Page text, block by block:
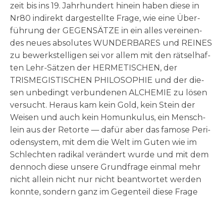
zeit bis ins 19. Jahr­hun­dert hin­ein haben die­se in
Nr80 indi­rekt dar­ge­stell­te Fra­ge, wie eine Über­
füh­rung der GEGENSÄTZE in ein alles ver­ei­nen­
des neu­es abso­lu­tes WUNDERBARES und REINES
zu bewerk­stel­li­gen sei vor allem mit den rät­sel­haf­
ten Lehr-Sät­zen der HERMETISCHEN, der
TRISMEGISTISCHEN PHILOSOPHIE und der die­
sen unbe­dingt ver­bun­de­nen ALCHEMIE zu lösen
ver­sucht. Her­aus kam kein Gold, kein Stein der
Wei­sen und auch kein Homun­ku­lus, ein Mensch­
lein aus der Retor­te — dafür aber das famo­se Peri­
oden­sy­stem, mit dem die Welt im Guten wie im
Schlech­ten radi­kal ver­än­dert wur­de und mit dem
den­noch die­se unse­re Grund­fra­ge ein­mal mehr
nicht allein nicht nur nicht beant­wor­tet wer­den
konn­te, son­dern ganz im Gegen­teil die­se Fra­ge